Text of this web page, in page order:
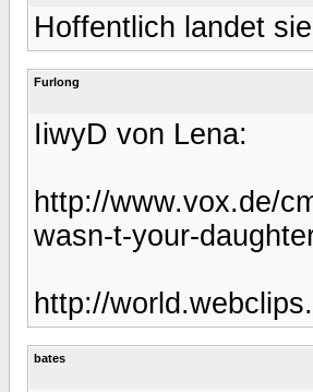
Hoffentlich landet
Furlong
IiwyD von Lena:
http://www.vox.de/
wasn-t-your-
http://
bates